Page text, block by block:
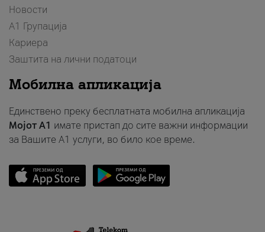
Новости
А1 Групација
Кариера
Заштита на лични податоци
Мобилна апликација
Единствено преку бесплатната мобилна апликација
Мојот A1 имате пристап до сите важни информации
за Вашите A1 услуги, во било кое време.